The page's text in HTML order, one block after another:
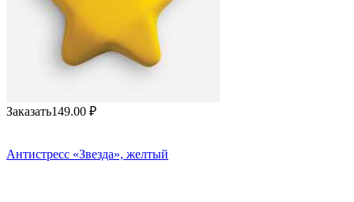
Заказать149.00 ₽
Антистресс «Звезда», желтый